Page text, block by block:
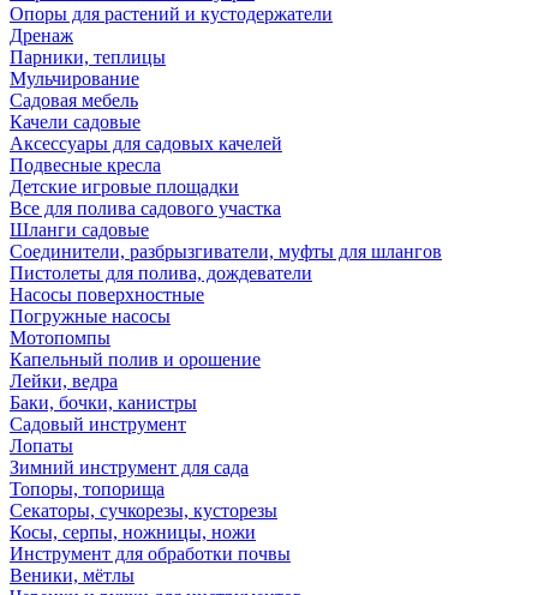
Опоры для растений и кустодержатели
Дренаж
Парники, теплицы
Мульчирование
Садовая мебель
Качели садовые
Аксессуары для садовых качелей
Подвесные кресла
Детские игровые площадки
Все для полива садового участка
Шланги садовые
Соединители, разбрызгиватели, муфты для шлангов
Пистолеты для полива, дождеватели
Насосы поверхностные
Погружные насосы
Мотопомпы
Капельный полив и орошение
Лейки, ведра
Баки, бочки, канистры
Садовый инструмент
Лопаты
Зимний инструмент для сада
Топоры, топорища
Секаторы, сучкорезы, кусторезы
Косы, серпы, ножницы, ножи
Инструмент для обработки почвы
Веники, мётлы